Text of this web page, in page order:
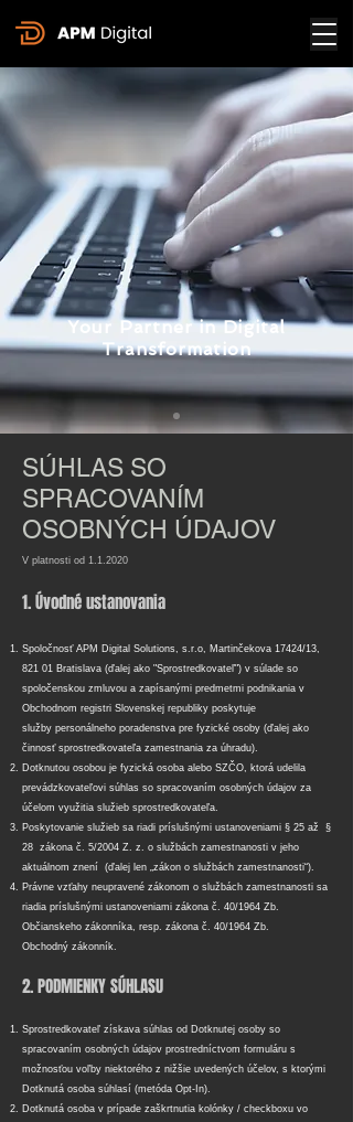
Your Partner in Digital
Transformation
SÚHLAS SO
SPRACOVANÍM
OSOBNÝCH ÚDAJOV
V platnosti od 1.1.2020
1. Úvodné ustanovania
Spoločnosť APM Digital Solutions, s.r.o, Martinčekova 17424/13,
821 01 Bratislava (ďalej ako "Sprostredkovateľ") v súlade so
spoločenskou zmluvou a zapísanými predmetmi podnikania v
Obchodnom registri Slovenskej republiky poskytuje
služby personálneho poradenstva pre fyzické osoby (ďalej ako
činnosť sprostredkovateľa zamestnania za úhradu).
Dotknutou osobou je fyzická osoba alebo SZČO, ktorá udelila
prevádzkovateľovi súhlas so spracovaním osobných údajov za
účelom využitia služieb sprostredkovateľa.
Poskytovanie služieb sa riadi príslušnými ustanoveniami § 25 až §
28 zákona č. 5/2004 Z. z. o službách zamestnanosti v jeho
aktuálnom znení (ďalej len „zákon o službách zamestnanosti“).
Právne vzťahy neupravené zákonom o službách zamestnanosti sa
riadia príslušnými ustanoveniami zákona č. 40/1964 Zb.
Občianskeho zákonníka, resp. zákona č. 40/1964 Zb.
Obchodný zákonník.
2. PODMIENKY SÚHLASU
Sprostredkovateľ získava súhlas od Dotknutej osoby so
spracovaním osobných údajov prostredníctvom formuláru s
možnosťou voľby niektorého z nižšie uvedených účelov, s ktorými
Dotknutá osoba súhlasí (metóda Opt-In).
Dotknutá osoba v prípade zaškrtnutia kolónky / checkboxu vo